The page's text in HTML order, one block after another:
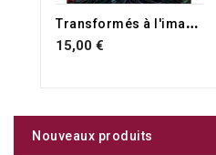
T
ransformés à l'image du Christ
15,00 €
Nouveaux produits